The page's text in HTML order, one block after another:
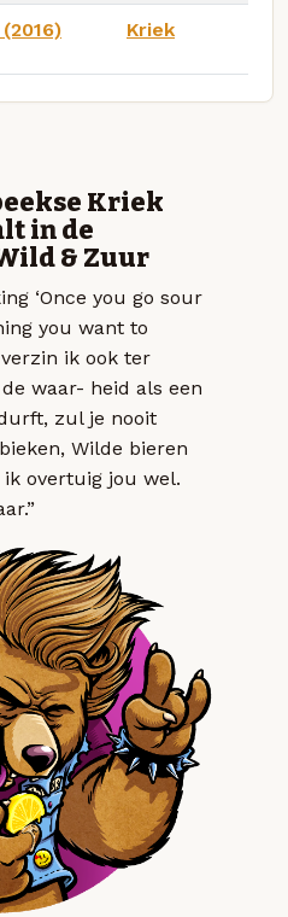
Kriek
Kriek
in de
& Zuur
‘Once you go sour
you want to
ik ook ter
waar- heid als een
zul je nooit
Wilde bieren
overtuig jou wel.